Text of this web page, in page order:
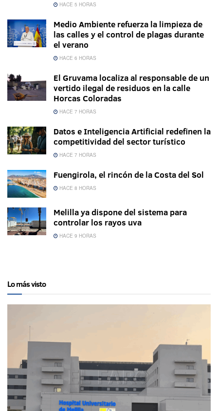
HACE 5 HORAS
Medio Ambiente refuerza la limpieza de
las calles y el control de plagas durante
el verano
HACE 6 HORAS
El Gruvama localiza al responsable de un
vertido ilegal de residuos en la calle
Horcas Coloradas
HACE 7 HORAS
Datos e Inteligencia Artificial redefinen la
competitividad del sector turístico
HACE 7 HORAS
Fuengirola, el rincón de la Costa del Sol
HACE 8 HORAS
Melilla ya dispone del sistema para
controlar los rayos uva
HACE 9 HORAS
Lo más visto